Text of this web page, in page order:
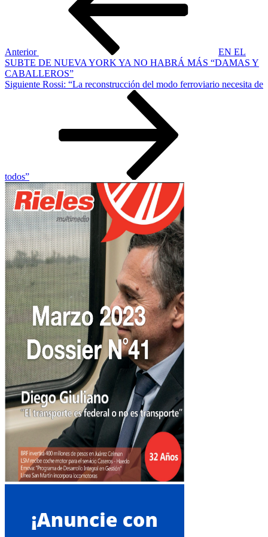
Anterior
EN EL
SUBTE DE NUEVA YORK YA NO HABRÁ MÁS “DAMAS Y
CABALLEROS”
Siguiente
Siguiente Rossi: “La reconstrucción del modo ferroviario necesita de
todos”